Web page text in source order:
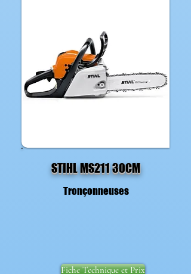
STIHL MS211 30CM
Tronçonneuses
Fiche Technique et Prix